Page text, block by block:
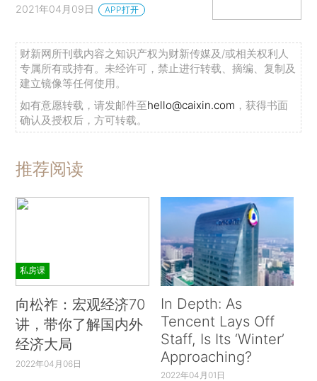
2021年04月09日 APP打开
财新网所刊载内容之知识产权为财新传媒及/或相关权利人
专属所有或持有。未经许可，禁止进行转载、摘编、复制及
建立镜像等任何使用。
如有意愿转载，请发邮件至hello@caixin.com ，获得书面
确认及授权后，方可转载。
推荐阅读
私房课
向松祚：宏观经济70
讲，带你了解国内外
经济大局
2022年04月06日
In Depth: As
Tencent Lays Off
Staff, Is Its ‘Winter’
Approaching?
2022年04月01日